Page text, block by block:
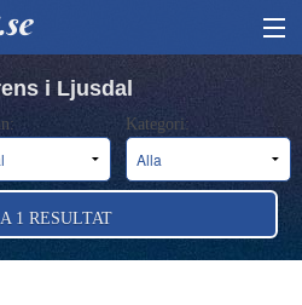
i Ljusdal
Kategori:
1 RESULTAT
i